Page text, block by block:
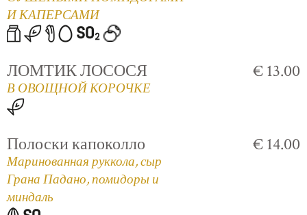
И КАПЕРСАМИ
ЛОМТИК ЛОСОСЯ
В ОВОЩНОЙ КОРОЧКЕ
€ 13.00
Полоски капоколло
Маринованная руккола, сыр
Грана Падано, помидоры и
миндаль
€ 14.00